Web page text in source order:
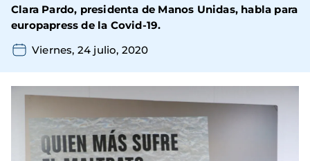
Clara Pardo, presidenta de Manos Unidas, habla para
europapress de la Covid-19.
Viernes, 24 julio, 2020